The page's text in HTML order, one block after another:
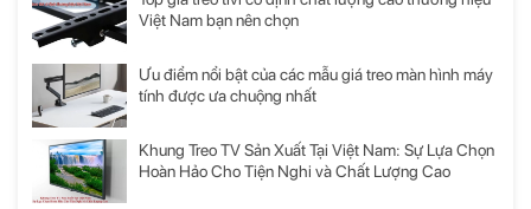
Việt Nam bạn nên chọn
Ưu điểm nổi bật của các mẫu giá treo màn hình máy
tính được ưa chuộng nhất
Khung Treo TV Sản Xuất Tại Việt Nam: Sự Lựa Chọn
Hoàn Hảo Cho Tiện Nghi và Chất Lượng Cao